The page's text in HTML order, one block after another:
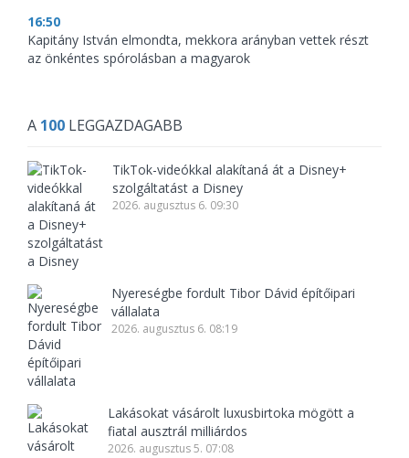
16:50
Kapitány István elmondta, mekkora arányban vettek részt
az önkéntes spórolásban a magyarok
A 100 LEGGAZDAGABB
TikTok-videókkal alakítaná át a Disney+
szolgáltatást a Disney
2026. augusztus 6. 09:30
Nyereségbe fordult Tibor Dávid építőipari
vállalata
2026. augusztus 6. 08:19
Lakásokat vásárolt luxusbirtoka mögött a
fiatal ausztrál milliárdos
2026. augusztus 5. 07:08